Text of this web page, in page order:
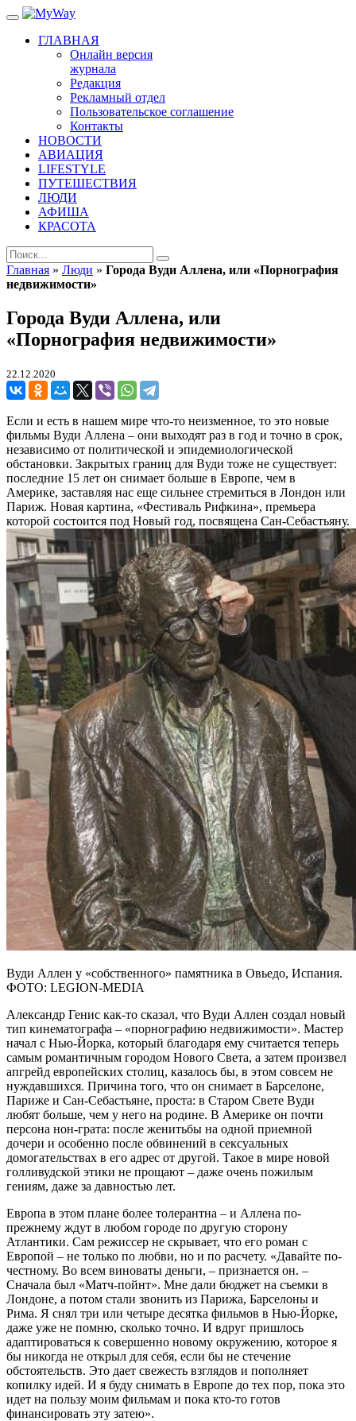
ГЛАВНАЯ
Онлайн версия
журнала
Редакция
Рекламный отдел
Пользовательское соглашение
Контакты
НОВОСТИ
АВИАЦИЯ
LIFESTYLE
ПУТЕШЕСТВИЯ
ЛЮДИ
АФИША
КРАСОТА
Главная » Люди » Города Вуди Аллена, или «Порнография
недвижимости»
Города Вуди Аллена, или
«Порнография недвижимости»
22.12.2020
Если и есть в нашем мире что-то неизменное, то это новые
фильмы Вуди Аллена – они выходят раз в год и точно в срок,
независимо от политической и эпидемиологической
обстановки. Закрытых границ для Вуди тоже не существует:
последние 15 лет он снимает больше в Европе, чем в
Америке, заставляя нас еще сильнее стремиться в Лондон или
Париж. Новая картина, «Фестиваль Рифкина», премьера
которой состоится под Новый год, посвящена Сан-Себастьяну.
Вуди Аллен у «собственного» памятника в Овьедо, Испания.
ФОТО: LEGION-MEDIA
Александр Генис как-то сказал, что Вуди Аллен создал новый
тип кинематографа – «порнографию недвижимости». Мастер
начал с Нью-Йорка, который благодаря ему считается теперь
самым романтичным городом Нового Света, а затем произвел
апгрейд европейских столиц, казалось бы, в этом совсем не
нуждавшихся. Причина того, что он снимает в Барселоне,
Париже и Сан-Себастьяне, проста: в Старом Свете Вуди
любят больше, чем у него на родине. В Америке он почти
персона нон-грата: после женитьбы на одной приемной
дочери и особенно после обвинений в сексуальных
домогательствах в его адрес от другой. Такое в мире новой
голливудской этики не прощают – даже очень пожилым
гениям, даже за давностью лет.
Европа в этом плане более толерантна – и Аллена по-
прежнему ждут в любом городе по другую сторону
Атлантики. Сам режиссер не скрывает, что его роман с
Европой – не только по любви, но и по расчету. «Давайте по-
честному. Во всем виноваты деньги, – признается он. –
Сначала был «Матч-пойнт». Мне дали бюджет на съемки в
Лондоне, а потом стали звонить из Парижа, Барселоны и
Рима. Я снял три или четыре десятка фильмов в Нью-Йорке,
даже уже не помню, сколько точно. И вдруг пришлось
адаптироваться к совершенно новому окружению, которое я
бы никогда не открыл для себя, если бы не стечение
обстоятельств. Это дает свежесть взглядов и пополняет
копилку идей. И я буду снимать в Европе до тех пор, пока это
идет на пользу моим фильмам и пока кто-то готов
финансировать эту затею».